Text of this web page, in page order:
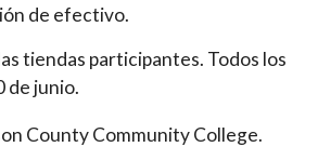
de efectivo.
tiendas participantes. Todos los
de junio.
County Community College.